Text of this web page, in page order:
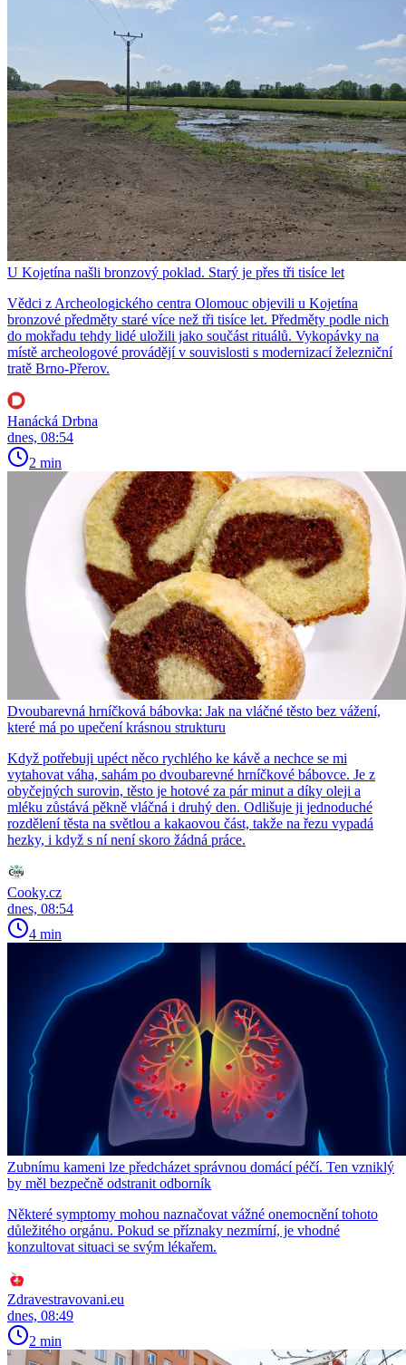
U Kojetína našli bronzový poklad. Starý je přes tři tisíce let
Vědci z Archeologického centra Olomouc objevili u Kojetína
bronzové předměty staré více než tři tisíce let. Předměty podle nich
do mokřadu tehdy lidé uložili jako součást rituálů. Vykopávky na
místě archeologové provádějí v souvislosti s modernizací železniční
tratě Brno-Přerov.
Hanácká Drbna
dnes, 08:54
2 min
Dvoubarevná hrníčková bábovka: Jak na vláčné těsto bez vážení,
které má po upečení krásnou strukturu
Když potřebuji upéct něco rychlého ke kávě a nechce se mi
vytahovat váha, sahám po dvoubarevné hrníčkové bábovce. Je z
obyčejných surovin, těsto je hotové za pár minut a díky oleji a
mléku zůstává pěkně vláčná i druhý den. Odlišuje ji jednoduché
rozdělení těsta na světlou a kakaovou část, takže na řezu vypadá
hezky, i když s ní není skoro žádná práce.
Cooky.cz
dnes, 08:54
4 min
Zubnímu kameni lze předcházet správnou domácí péčí. Ten vzniklý
by měl bezpečně odstranit odborník
Některé symptomy mohou naznačovat vážné onemocnění tohoto
důležitého orgánu. Pokud se příznaky nezmírní, je vhodné
konzultovat situaci se svým lékařem.
Zdravestravovani.eu
dnes, 08:49
2 min